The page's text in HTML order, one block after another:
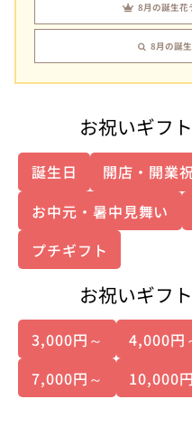
8月の誕生花
8月の誕
お祝いギフ
誕生日 開店・開業
お中元・暑中見舞い
プチギフト
お祝いギフ
3,000円～ 4,000円
7,000円～
10,000